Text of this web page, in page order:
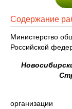
Содержание
Министерство
Российской